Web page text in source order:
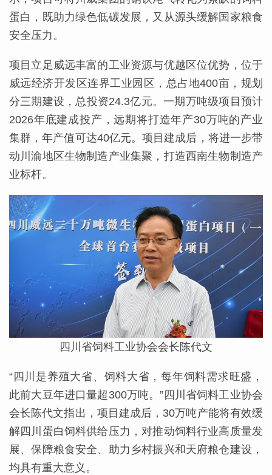
蛋白，既助力绿色低碳发展，又从源头缓解国家粮食
安全压力。
项目立足威远丰富的工业资源与优越区位优势，位于
威远经济开发区连界工业园区，总占地400亩，规划
分三期建设，总投资24.3亿元。一期万吨级项目预计
2026年底建成投产，远期将打造年产30万吨的产业
集群，年产值可达40亿元。项目建成后，将进一步带
动川渝地区生物制造产业集聚，打造西南生物制造产
业标杆。
四川省饲料工业协会会长陈代文
“四川是养殖大省、饲料大省，每年饲料需求旺盛，
此前大豆年进口量超300万吨。”四川省饲料工业协会
会长陈代文指出，项目建成后，30万吨产能将有效缓
解四川蛋白饲料供给压力，对推动饲料行业高质量发
展、保障粮食安全、助力乡村振兴和天府粮仓建设，
均具有重大意义。